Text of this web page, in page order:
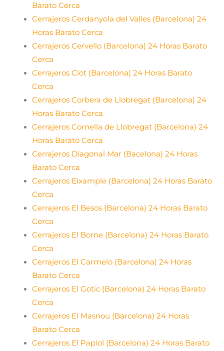
Barato Cerca
Cerrajeros Cerdanyola del Valles (Barcelona) 24
Horas Barato Cerca
Cerrajeros Cervello (Barcelona) 24 Horas Barato
Cerca
Cerrajeros Clot (Barcelona) 24 Horas Barato
Cerca
Cerrajeros Corbera de Llobregat (Barcelona) 24
Horas Barato Cerca
Cerrajeros Cornella de Llobregat (Barcelona) 24
Horas Barato Cerca
Cerrajeros Diagonal Mar (Bacelona) 24 Horas
Barato Cerca
Cerrajeros Eixample (Barcelona) 24 Horas Barato
Cerca
Cerrajeros El Besos (Barcelona) 24 Horas Barato
Cerca
Cerrajeros El Borne (Barcelona) 24 Horas Barato
Cerca
Cerrajeros El Carmelo (Barcelona) 24 Horas
Barato Cerca
Cerrajeros El Gotic (Barcelona) 24 Horas Barato
Cerca
Cerrajeros El Masnou (Barcelona) 24 Horas
Barato Cerca
Cerrajeros El Papiol (Barcelona) 24 Horas Barato